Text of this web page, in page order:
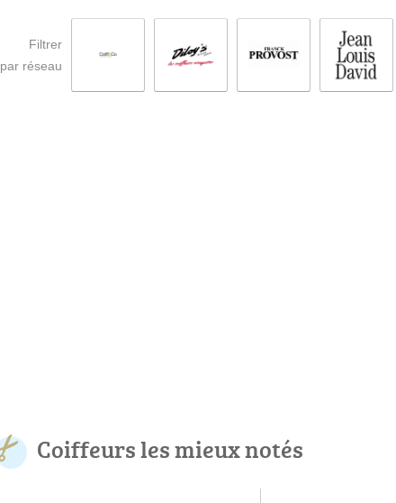
Filtrer
par réseau
Coiffeurs les mieux notés